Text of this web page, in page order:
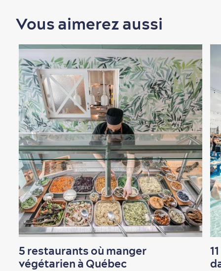
Vous aimerez aussi
5 restaurants où manger
végétarien à Québec